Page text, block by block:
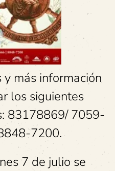
más información
los siguientes
83178869/ 7059-
7200.
7 de julio se